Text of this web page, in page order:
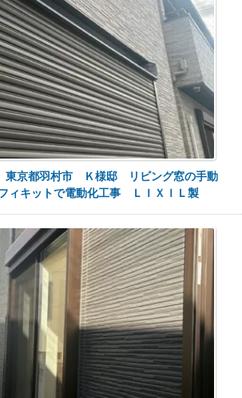
東京都羽村市 Ｋ様邸 リビング窓の手動
ィキットで電動化工事 ＬＩＸＩＬ製